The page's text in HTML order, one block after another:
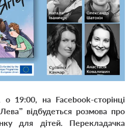
19:00, на Facebook-сторінці
відбудеться розмова про
для дітей. Перекладачка